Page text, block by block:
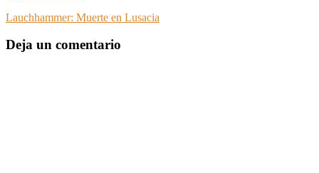
Lauchhammer: Muerte en Lusacia
Deja un comentario